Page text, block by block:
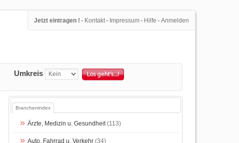
Jetzt eintragen ! - Kontakt- Impressum- Hilfe - Anmelden
Umkreis
Branchenindex
Ärzte, Medizin u. Gesundheit(113)
Auto, Fahrrad u. Verkehr(34)